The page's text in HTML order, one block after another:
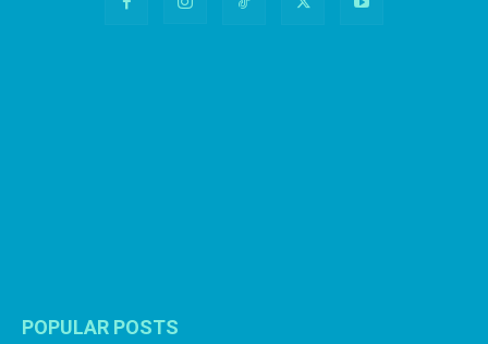
POPULAR POSTS